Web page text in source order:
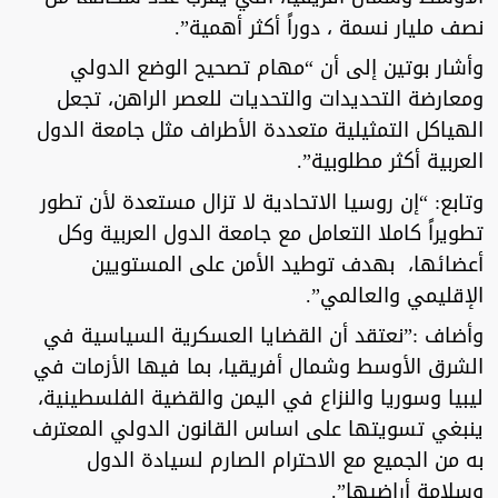
نصف مليار نسمة ، دوراً أكثر أهمية”.
وأشار بوتين إلى أن “مهام تصحيح الوضع الدولي
ومعارضة التحديدات والتحديات للعصر الراهن، تجعل
الهياكل التمثيلية متعددة الأطراف مثل جامعة الدول
العربية أكثر مطلوبية”.
وتابع: “إن روسيا الاتحادية لا تزال مستعدة لأن تطور
تطويراً كاملا التعامل مع جامعة الدول العربية وكل
أعضائها، بهدف توطيد الأمن على المستويين
الإقليمي والعالمي”.
وأضاف :”نعتقد أن القضايا العسكرية السياسية في
الشرق الأوسط وشمال أفريقيا، بما فيها الأزمات في
ليبيا وسوريا والنزاع في اليمن والقضية الفلسطينية،
ينبغي تسويتها على اساس القانون الدولي المعترف
به من الجميع مع الاحترام الصارم لسيادة الدول